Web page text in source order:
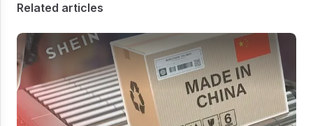
Related articles